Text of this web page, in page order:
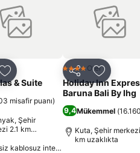
Favorilerime ekle
& Suite
misafir puanı)
Şehir
2.1 km
Ücretsiz kablosuz internet
Paylaş
4 Yıldız Otel
Holiday Inn
Baruna Bali By Ihg
9,4Mükemmel (
Kuta, Şehir
km uzaklıkta